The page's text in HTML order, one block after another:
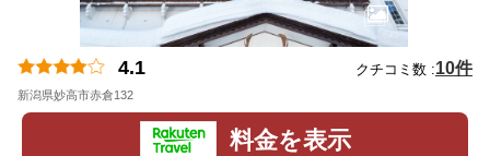
4.1 クチコミ数 :10件
新潟県妙高市赤倉132
料金を表示